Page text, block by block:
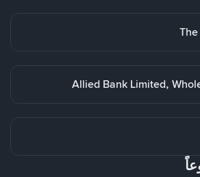
Allied Bank Limited,